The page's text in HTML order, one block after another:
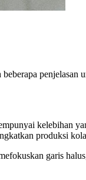
penjelasan
kelebihan
produksi
garis